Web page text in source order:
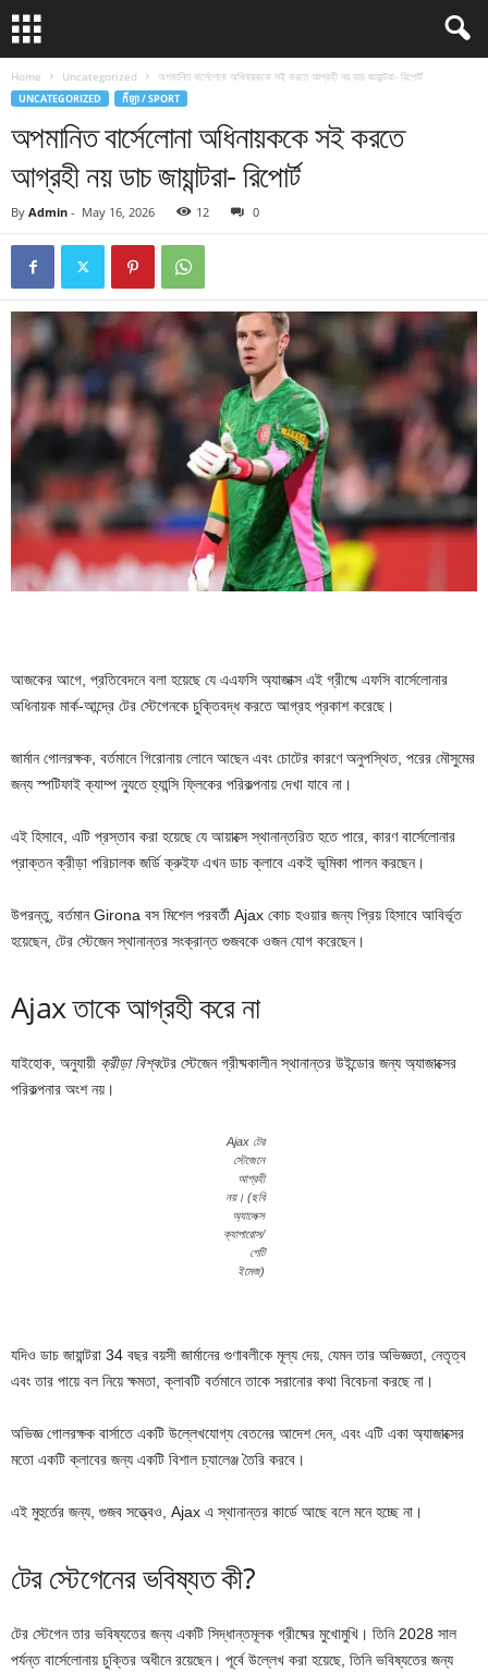
Home Uncategorized অপমানিত বার্সেলোনা অধিনায়ককে সই করতে আগ্রহী নয় ডাচ জায়ান্টরা- রিপোর্ট
UNCATEGORIZED កីឡា / SPORT
অপমানিত বার্সেলোনা অধিনায়ককে সই করতে
আগ্রহী নয় ডাচ জায়ান্টরা- রিপোর্ট
By Admin - May 16, 2026 12 0
আজকের আগে, প্রতিবেদনে বলা হয়েছে যে এএফসি অ্যাজাক্স এই গ্রীষ্মে এফসি বার্সেলোনার
অধিনায়ক মার্ক-আন্দ্রে টের স্টেগেনকে চুক্তিবদ্ধ করতে আগ্রহ প্রকাশ করেছে।
জার্মান গোলরক্ষক, বর্তমানে গিরোনায় লোনে আছেন এবং চোটের কারণে অনুপস্থিত, পরের মৌসুমের
জন্য স্পটিফাই ক্যাম্প ন্যুতে হ্যান্সি ফ্লিকের পরিকল্পনায় দেখা যাবে না।
এই হিসাবে, এটি প্রস্তাব করা হয়েছে যে আয়াক্সে স্থানান্তরিত হতে পারে, কারণ বার্সেলোনার
প্রাক্তন ক্রীড়া পরিচালক জর্ডি ক্রুইফ এখন ডাচ ক্লাবে একই ভূমিকা পালন করছেন।
উপরন্তু, বর্তমান Girona বস মিশেল পরবর্তী Ajax কোচ হওয়ার জন্য প্রিয় হিসাবে আবির্ভূত
হয়েছেন, টের স্টেজেন স্থানান্তর সংক্রান্ত গুজবকে ওজন যোগ করেছেন।
Ajax তাকে আগ্রহী করে না
যাইহোক, অনুযায়ী ক্রীড়া বিশ্বটের স্টেজেন গ্রীষ্মকালীন স্থানান্তর উইন্ডোর জন্য অ্যাজাক্সের
পরিকল্পনার অংশ নয়।
Ajax টের
স্টেজেনে
আগ্রহী
নয়। (ছবি
অ্যালেক্স
ক্যাপারোস/
গেটি
ইমেজ)
যদিও ডাচ জায়ান্টরা 34 বছর বয়সী জার্মানের গুণাবলীকে মূল্য দেয়, যেমন তার অভিজ্ঞতা, নেতৃত্ব
এবং তার পায়ে বল নিয়ে ক্ষমতা, ক্লাবটি বর্তমানে তাকে সরানোর কথা বিবেচনা করছে না।
অভিজ্ঞ গোলরক্ষক বার্সাতে একটি উল্লেখযোগ্য বেতনের আদেশ দেন, এবং এটি একা অ্যাজাক্সের
মতো একটি ক্লাবের জন্য একটি বিশাল চ্যালেঞ্জ তৈরি করবে।
এই মুহুর্তের জন্য, গুজব সত্ত্বেও, Ajax এ স্থানান্তর কার্ডে আছে বলে মনে হচ্ছে না।
টের স্টেগেনের ভবিষ্যত কী?
টের স্টেগেন তার ভবিষ্যতের জন্য একটি সিদ্ধান্তমূলক গ্রীষ্মের মুখোমুখি। তিনি 2028 সাল
পর্যন্ত বার্সেলোনায় চুক্তির অধীনে রয়েছেন। পূর্বে উল্লেখ করা হয়েছে, তিনি ভবিষ্যতের জন্য